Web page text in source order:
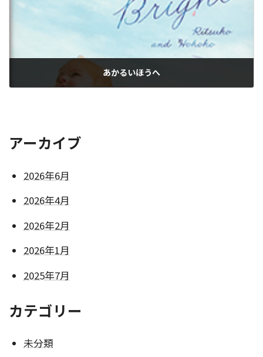
あかるいほうへ
アーカイブ
2026年6月
2026年4月
2026年2月
2026年1月
2025年7月
カテゴリー
未分類